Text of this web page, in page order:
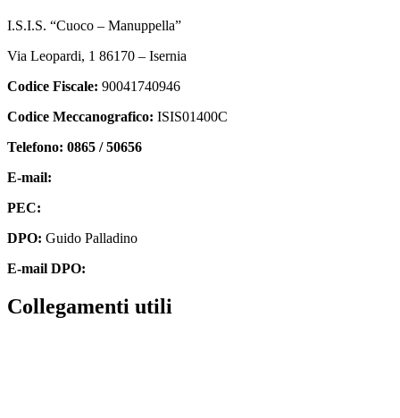
I.S.I.S. “Cuoco – Manuppella”
Via Leopardi, 1 86170 – Isernia
Codice Fiscale: 90041740946
Codice Meccanografico: ISIS01400C
Telefono: 0865 / 50656
E-mail:
PEC:
DPO: Guido Palladino
E-mail DPO:
collegamenti utili